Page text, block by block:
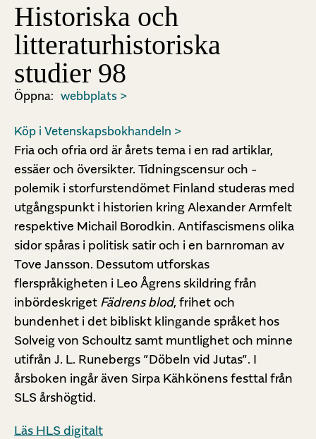
Historiska och
litteraturhistoriska
studier 98
Öppna: webbplats >
Köp i Vetenskapsbokhandeln >
Fria och ofria ord är årets tema i en rad artiklar,
essäer och översikter. Tidningscensur och -
polemik i storfurstendömet Finland studeras med
utgångspunkt i historien kring Alexander Armfelt
respektive Michail Borodkin. Antifascismens olika
sidor spåras i politisk satir och i en barnroman av
Tove Jansson. Dessutom utforskas
flerspråkigheten i Leo Ågrens skildring från
inbördeskriget Fädrens blod, frihet och
bundenhet i det bibliskt klingande språket hos
Solveig von Schoultz samt muntlighet och minne
utifrån J. L. Runebergs ”Döbeln vid Jutas”. I
årsboken ingår även Sirpa Kähkönens festtal från
SLS årshögtid.
Läs HLS digitalt